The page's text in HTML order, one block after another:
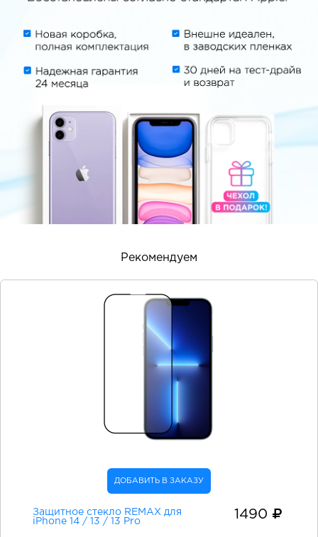
Рекомендуем
ДОБАВИТЬ В ЗАКАЗУ
Защитное стекло REMAX для
iPhone 14 / 13 / 13 Pro
1490